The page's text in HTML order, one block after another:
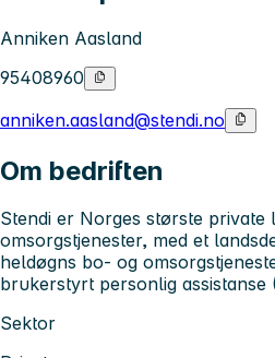
Anniken Aasland
95408960
anniken.aasland@stendi.no
Om bedriften
Stendi er Norges største private
omsorgstjenester, med et
heldøgns bo- og
brukerstyrt personlig assistanse
Sektor